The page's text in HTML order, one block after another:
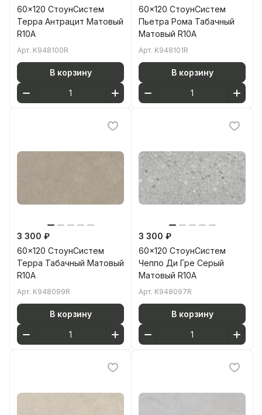
60x120 СтоунСистем
Терра Антрацит Матовый
R10A
Арт. K948100R
В корзину
60x120 СтоунСистем
Пьетра Рома Табачный
Матовый R10A
Арт. K948101R
В корзину
3 300 ₽
60x120 СтоунСистем
Терра Табачный Матовый
R10A
Арт. K948099R
В корзину
3 300 ₽
60x120 СтоунСистем
Чеппо Ди Гре Серый
Матовый R10A
Арт. K948097R
В корзину